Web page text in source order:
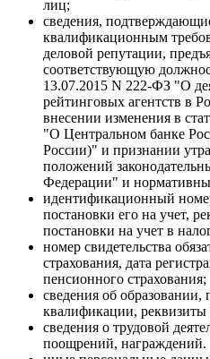
лиц;
сведения,
квалификационным
деловой репутации,
соответствующую
13.07.2015 N 222-ФЗ "О
рейтинговых агентств в
внесении изменения в
"О Центральном банке
России)" и признании
положений
Федерации" и
идентификационный
постановки его на учет,
постановки на учет в
номер свидетельства
страхования, дата
пенсионного страхования;
сведения об образовании,
квалификации, реквизиты
сведения о трудовой
поощрений, награждений.